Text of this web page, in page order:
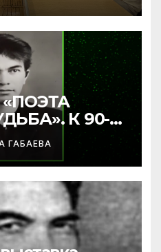
«ПОЭТА
К 90-
Бабаева.
ГАБАЕВА